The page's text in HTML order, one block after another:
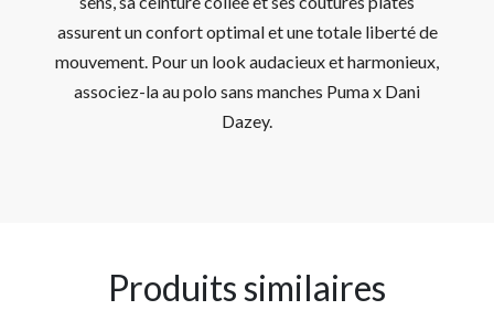
assurent un confort optimal et une totale liberté de
mouvement. Pour un look audacieux et harmonieux,
associez-la au polo sans manches Puma x Dani
Dazey.
Produits similaires